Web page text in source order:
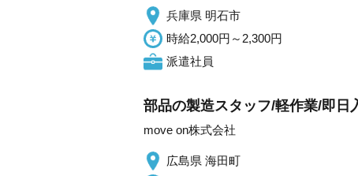
兵庫県 明石市
時給2,000円～2,300円
派遣社員
部品の製造スタッフ/軽作業/即日
move on株式会社
広島県 海田町